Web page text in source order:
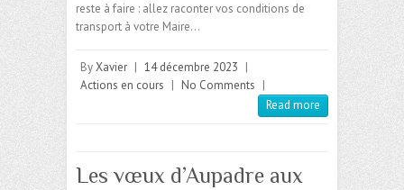
reste à faire : allez raconter vos conditions de
transport à votre Maire…
ByXavier | 14 décembre 2023 |
Actions en cours | No Comments |
Read more
Les vœux d’Aupadre aux